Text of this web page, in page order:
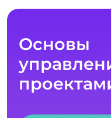
Основы